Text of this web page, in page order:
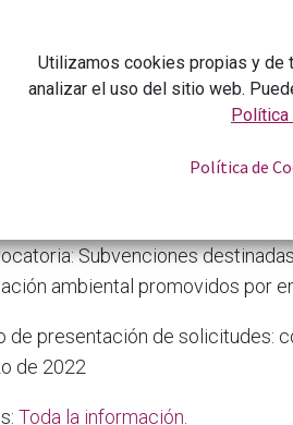
la
Subvenciones para la realización de
Subvenciones
ambiental promovidos por
de presentación de solicitudes:
de 2022
Toda la información
Utilizamos cookies propias y de
analizar el uso del sitio web.
Política
Política de